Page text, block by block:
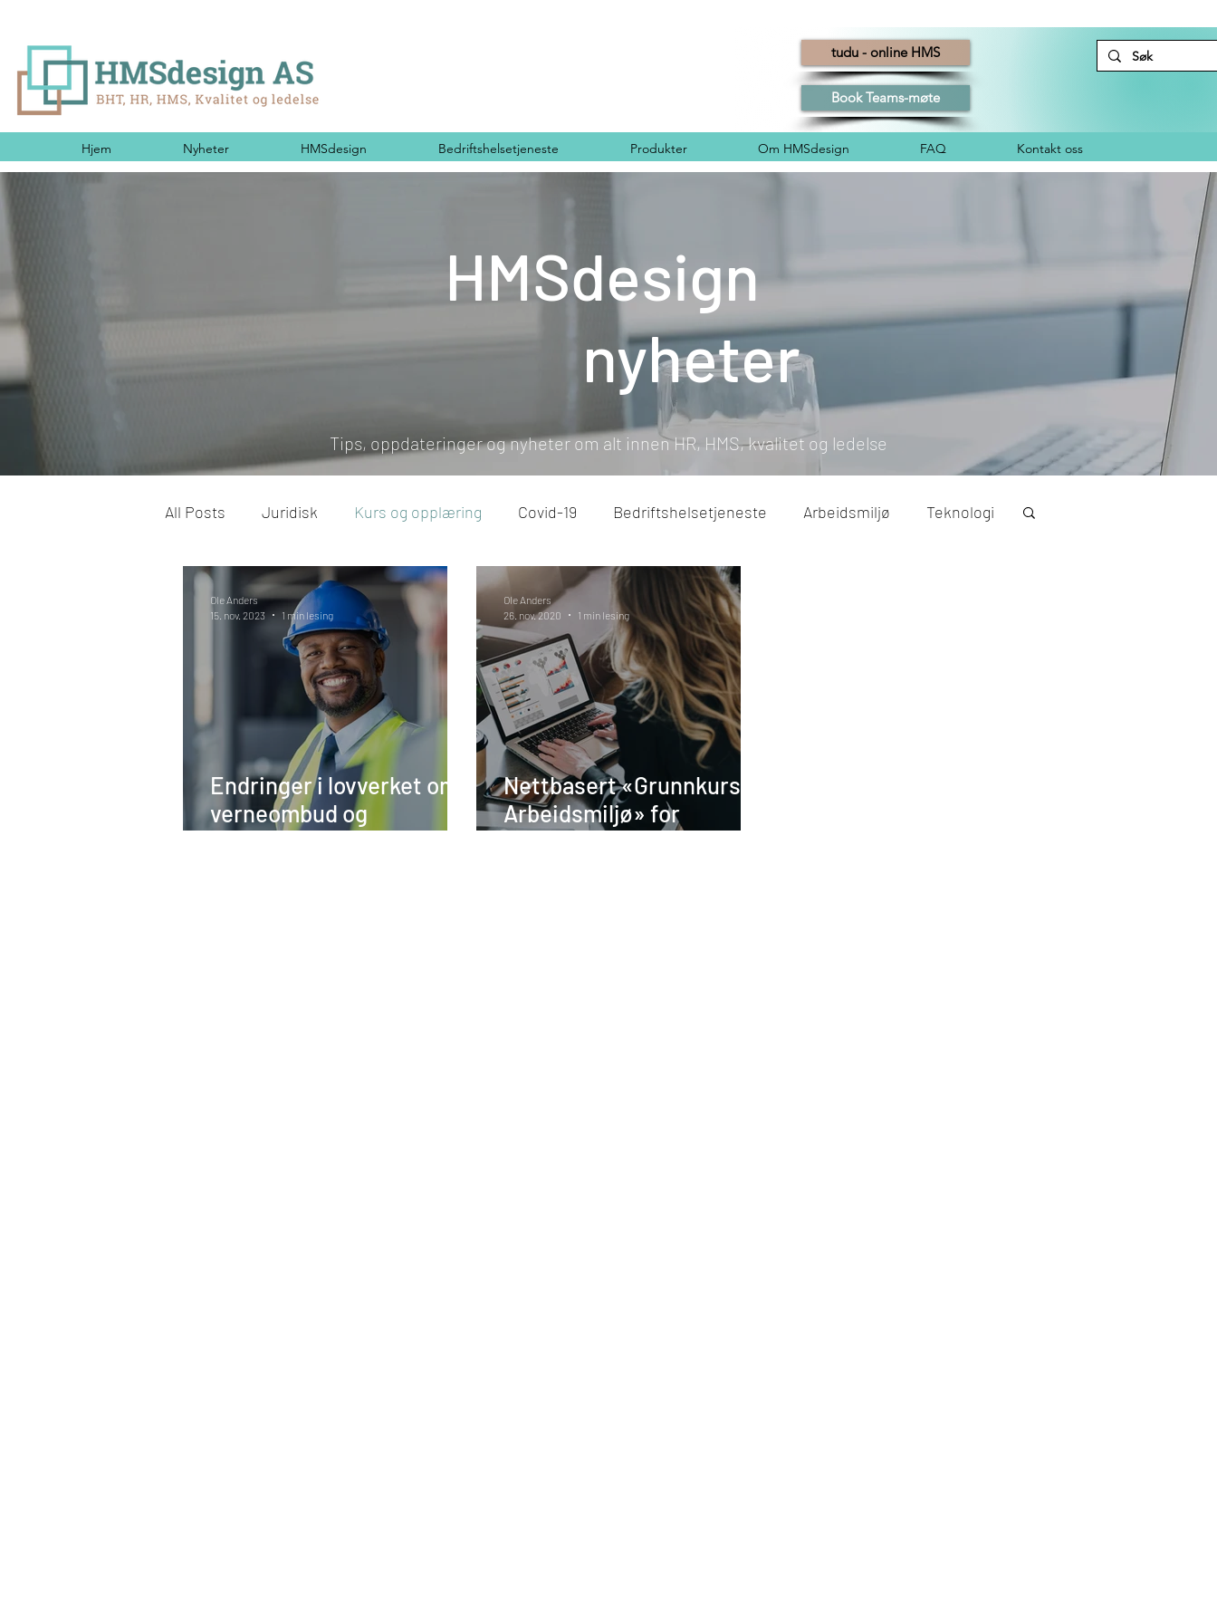
tudu - online HMS
Book Teams-møte
Hjem Nyheter HMSdesign Bedriftshelsetjeneste Produkter Om HMSdesign FAQ Kontakt oss
HMSdesign
nyheter
Tips, oppdateringer og nyheter om alt innen HR, HMS, kvalitet og ledelse
All Posts Juridisk Kurs og opplæring Covid-19 Bedriftshelsetjeneste Arbeidsmiljø Teknologi
Arbeidsliv Miljø Ferie og feriepenger Sykefravær Arbeidstilsynet
Endringer i lovverket om
verneombud og
Ole Anders
15. nov. 2023
1 min lesing
Nettbasert «Grunnkurs i
Arbeidsmiljø» for
Ole Anders
26. nov. 2020
1 min lesing